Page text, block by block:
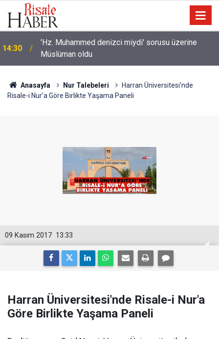
13:40
Bilim insanlarından hafıza keşfi: Unutulan anılar geri
getirilebilir mi?
Anasayfa Nur Talebeleri
Harran Üniversitesi'nde
Risale-i Nur'a Göre Birlikte Yaşama Paneli
13:33
09 Kasım 2017
Harran Üniversitesi'nde Risale-i Nur'a
Göre Birlikte Yaşama Paneli